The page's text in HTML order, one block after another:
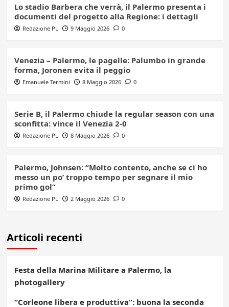
Lo stadio Barbera che verrà, il Palermo presenta i
documenti del progetto alla Regione: i dettagli
Redazione PL 9 Maggio 2026 0
Venezia – Palermo, le pagelle: Palumbo in grande
forma, Joronen evita il peggio
Emanuele Termini 8 Maggio 2026 0
Serie B, il Palermo chiude la regular season con una
sconfitta: vince il Venezia 2-0
Redazione PL 8 Maggio 2026 0
Palermo, Johnsen: “Molto contento, anche se ci ho
messo un po’ troppo tempo per segnare il mio
primo gol”
Redazione PL 2 Maggio 2026 0
Articoli recenti
Festa della Marina Militare a Palermo, la
photogallery
“Corleone libera e produttiva”: buona la seconda